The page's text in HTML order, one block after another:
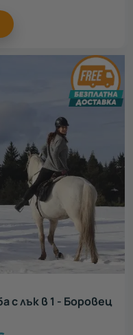
с лък в 1 - Боровец